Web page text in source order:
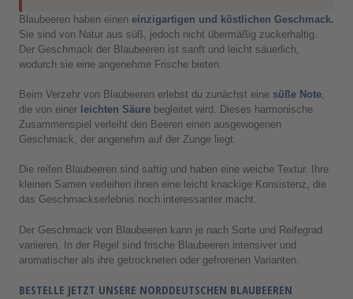
Blaubeeren haben einen einzigartigen und köstlichen Geschmack.
Sie sind von Natur aus süß, jedoch nicht übermäßig zuckerhaltig.
Der Geschmack der Blaubeeren ist sanft und leicht säuerlich,
wodurch sie eine angenehme Frische bieten.
Beim Verzehr von Blaubeeren erlebst du zunächst eine süße Note,
die von einer leichten Säure begleitet wird. Dieses harmonische
Zusammenspiel verleiht den Beeren einen ausgewogenen
Geschmack, der angenehm auf der Zunge liegt.
Die reifen Blaubeeren sind saftig und haben eine weiche Textur. Ihre
kleinen Samen verleihen ihnen eine leicht knackige Konsistenz, die
das Geschmackserlebnis noch interessanter macht.
Der Geschmack von Blaubeeren kann je nach Sorte und Reifegrad
variieren. In der Regel sind frische Blaubeeren intensiver und
aromatischer als ihre getrockneten oder gefrorenen Varianten.
BESTELLE JETZT UNSERE NORDDEUTSCHEN BLAUBEEREN